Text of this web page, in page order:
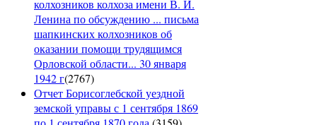
колхозников колхоза имени В. И.
Ленина по обсуждению ... письма
шапкинских колхозников об
оказании помощи трудящимся
Орловской области... 30 января
1942 г(2767)
Отчет Борисоглебской уездной
земской управы с 1 сентября 1869